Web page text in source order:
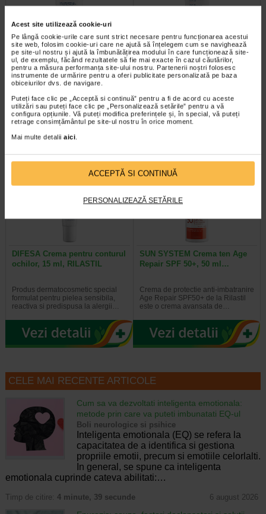
Acest site utilizează cookie-uri
Pe lângă cookie-urile care sunt strict necesare pentru funcționarea acestui
site web, folosim cookie-uri care ne ajută să înțelegem cum se navighează
pe site-ul nostru și ajută la îmbunătățirea modului în care funcționează site-
ul, de exemplu, făcând rezultatele să fie mai exacte în cazul căutărilor,
pentru a măsura performanța site-ului nostru. Partenerii noștri folosesc
instrumente de urmărire pentru a oferi publicitate personalizată pe baza
obiceiurilor dvs. de navigare.
Puteți face clic pe „Acceptă si continuă” pentru a fi de acord cu aceste
utilizări sau puteți face clic pe „Personalizează setările” pentru a vă
configura opțiunile. Vă puteți modifica preferințele și, în special, vă puteți
retrage consimțământul pe site-ul nostru în orice moment.
Mai multe detalii aici
ACCEPTĂ SI CONTINUĂ
PERSONALIZEAZĂ SETĂRILE
DIFESA Demachiant crema,
200 ml, RILASTIL
machiajul de pe fata si din zona
ochilor, inclusiv in cazul…
DIFESA Crema anti-roseata, 40
ml, RILASTIL
pielii sensibile si reactive,
predispusa la roseata…
DIFESA Crema pentru conturul
ochilor, 15 ml, RILASTIL
Produs dermatocosmetic special
formulat pentru pielea sensibila,
reactiva si predispusa la alergii…
-30% Preț întreg: 100.80 Lei
SUN SYSTEM Crema ten Age
Repair SPF 50+, 50 ml…
Crema de protectie anti-imbatranire
Age Repair SPF50+ de la Rilastil
este o crema avansata de…
CELE MAI RECENTE ARTICOLE
Cum sa va dezvoltati inteligenta emotionala:
metode prin care va puteti imbunatati EQ-ul
Boli neurologice si psihice
Inteligenta emotionala (EQ) se refera la
capacitatea de a identifica si gestiona
propriile emotii, precum si emotiile celorlalti.
In general, se spune ca inteligenta
emotionala cuprinde cateva abilitati:…
Timp de citire: 4 minute, 39 secunde 6 august 2026